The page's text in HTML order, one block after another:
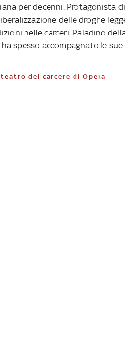
per decenni. Protagonista
delle droghe
nelle carceri. Paladino
spesso accompagnato le
del carcere di Opera